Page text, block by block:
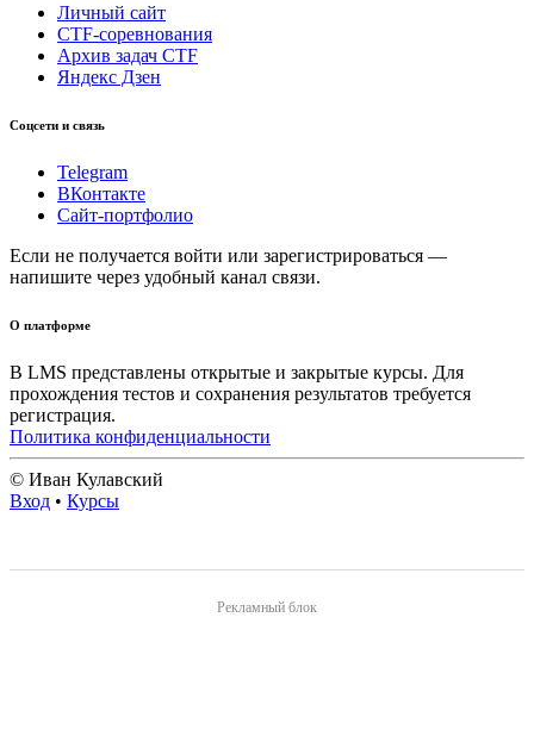
Личный сайт
CTF-соревнования
Архив задач CTF
Яндекс Дзен
Соцсети и связь
Telegram
ВКонтакте
Сайт-портфолио
Если не получается войти или зарегистрироваться —
напишите через удобный канал связи.
О платформе
В LMS представлены открытые и закрытые курсы. Для
прохождения тестов и сохранения результатов требуется
регистрация.
Политика конфиденциальности
© Иван Кулавский
Вход • Курсы
Рекламный блок